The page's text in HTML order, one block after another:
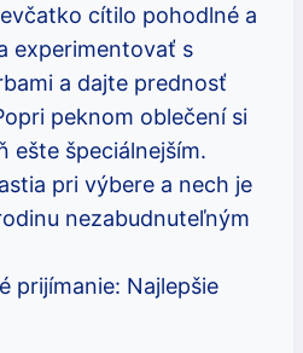
cítilo pohodlné a
experimentovať s
a dajte prednosť
peknom oblečení si
ešte špeciálnejším.
pri výbere a nech je
nezabudnuteľným